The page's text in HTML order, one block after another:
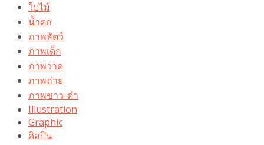
ใบไม้
น้ำตก
ภาพสัตว์
ภาพเด็ก
ภาพวาด
ภาพถ่าย
ภาพขาว-ดำ
Illustration
Graphic
ศิลปิน